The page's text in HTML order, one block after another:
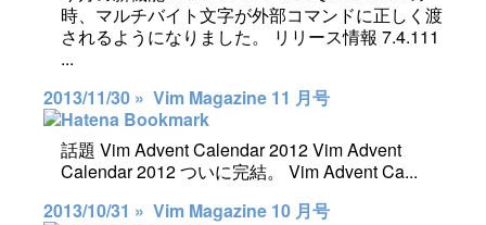
時、マルチバイト文字が外部コマンドに正しく渡
されるようになりました。 リリース情報 7.4.111
...
2013/11/30 » Vim Magazine 11 月号
話題 Vim Advent Calendar 2012 Vim Advent
Calendar 2012 ついに完結。 Vim Advent Ca...
2013/10/31 » Vim Magazine 10 月号